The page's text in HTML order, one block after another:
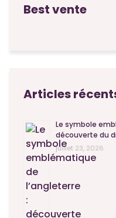
Best vente
Articles
Le symbole
découverte du
juillet 23, 2026